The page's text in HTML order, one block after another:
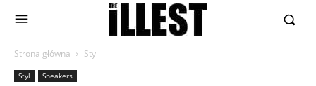
Strona główna Styl
Styl Sneakers